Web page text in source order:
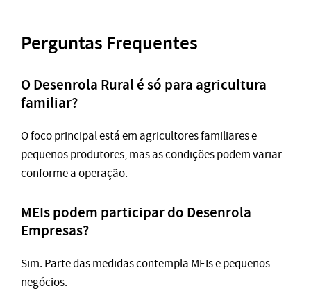
Perguntas Frequentes
O Desenrola Rural é só para agricultura
familiar?
O foco principal está em agricultores familiares e
pequenos produtores, mas as condições podem variar
conforme a operação.
MEIs podem participar do Desenrola
Empresas?
Sim. Parte das medidas contempla MEIs e pequenos
negócios.